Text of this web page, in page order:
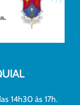
14h30 às 17h.